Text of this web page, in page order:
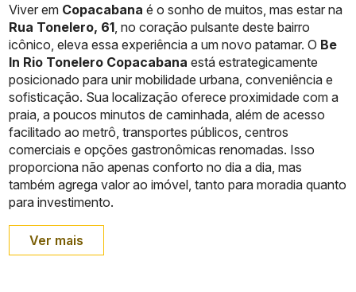
Viver em Copacabana é o sonho de muitos, mas estar na
Rua Tonelero, 61 , no coração pulsante deste bairro
icônico, eleva essa experiência a um novo patamar. O Be
In Rio Tonelero Copacabana está estrategicamente
posicionado para unir mobilidade urbana, conveniência e
sofisticação. Sua localização oferece proximidade com a
praia, a poucos minutos de caminhada, além de acesso
facilitado ao metrô, transportes públicos, centros
comerciais e opções gastronômicas renomadas. Isso
proporciona não apenas conforto no dia a dia, mas
também agrega valor ao imóvel, tanto para moradia quanto
para investimento.
Ver mais